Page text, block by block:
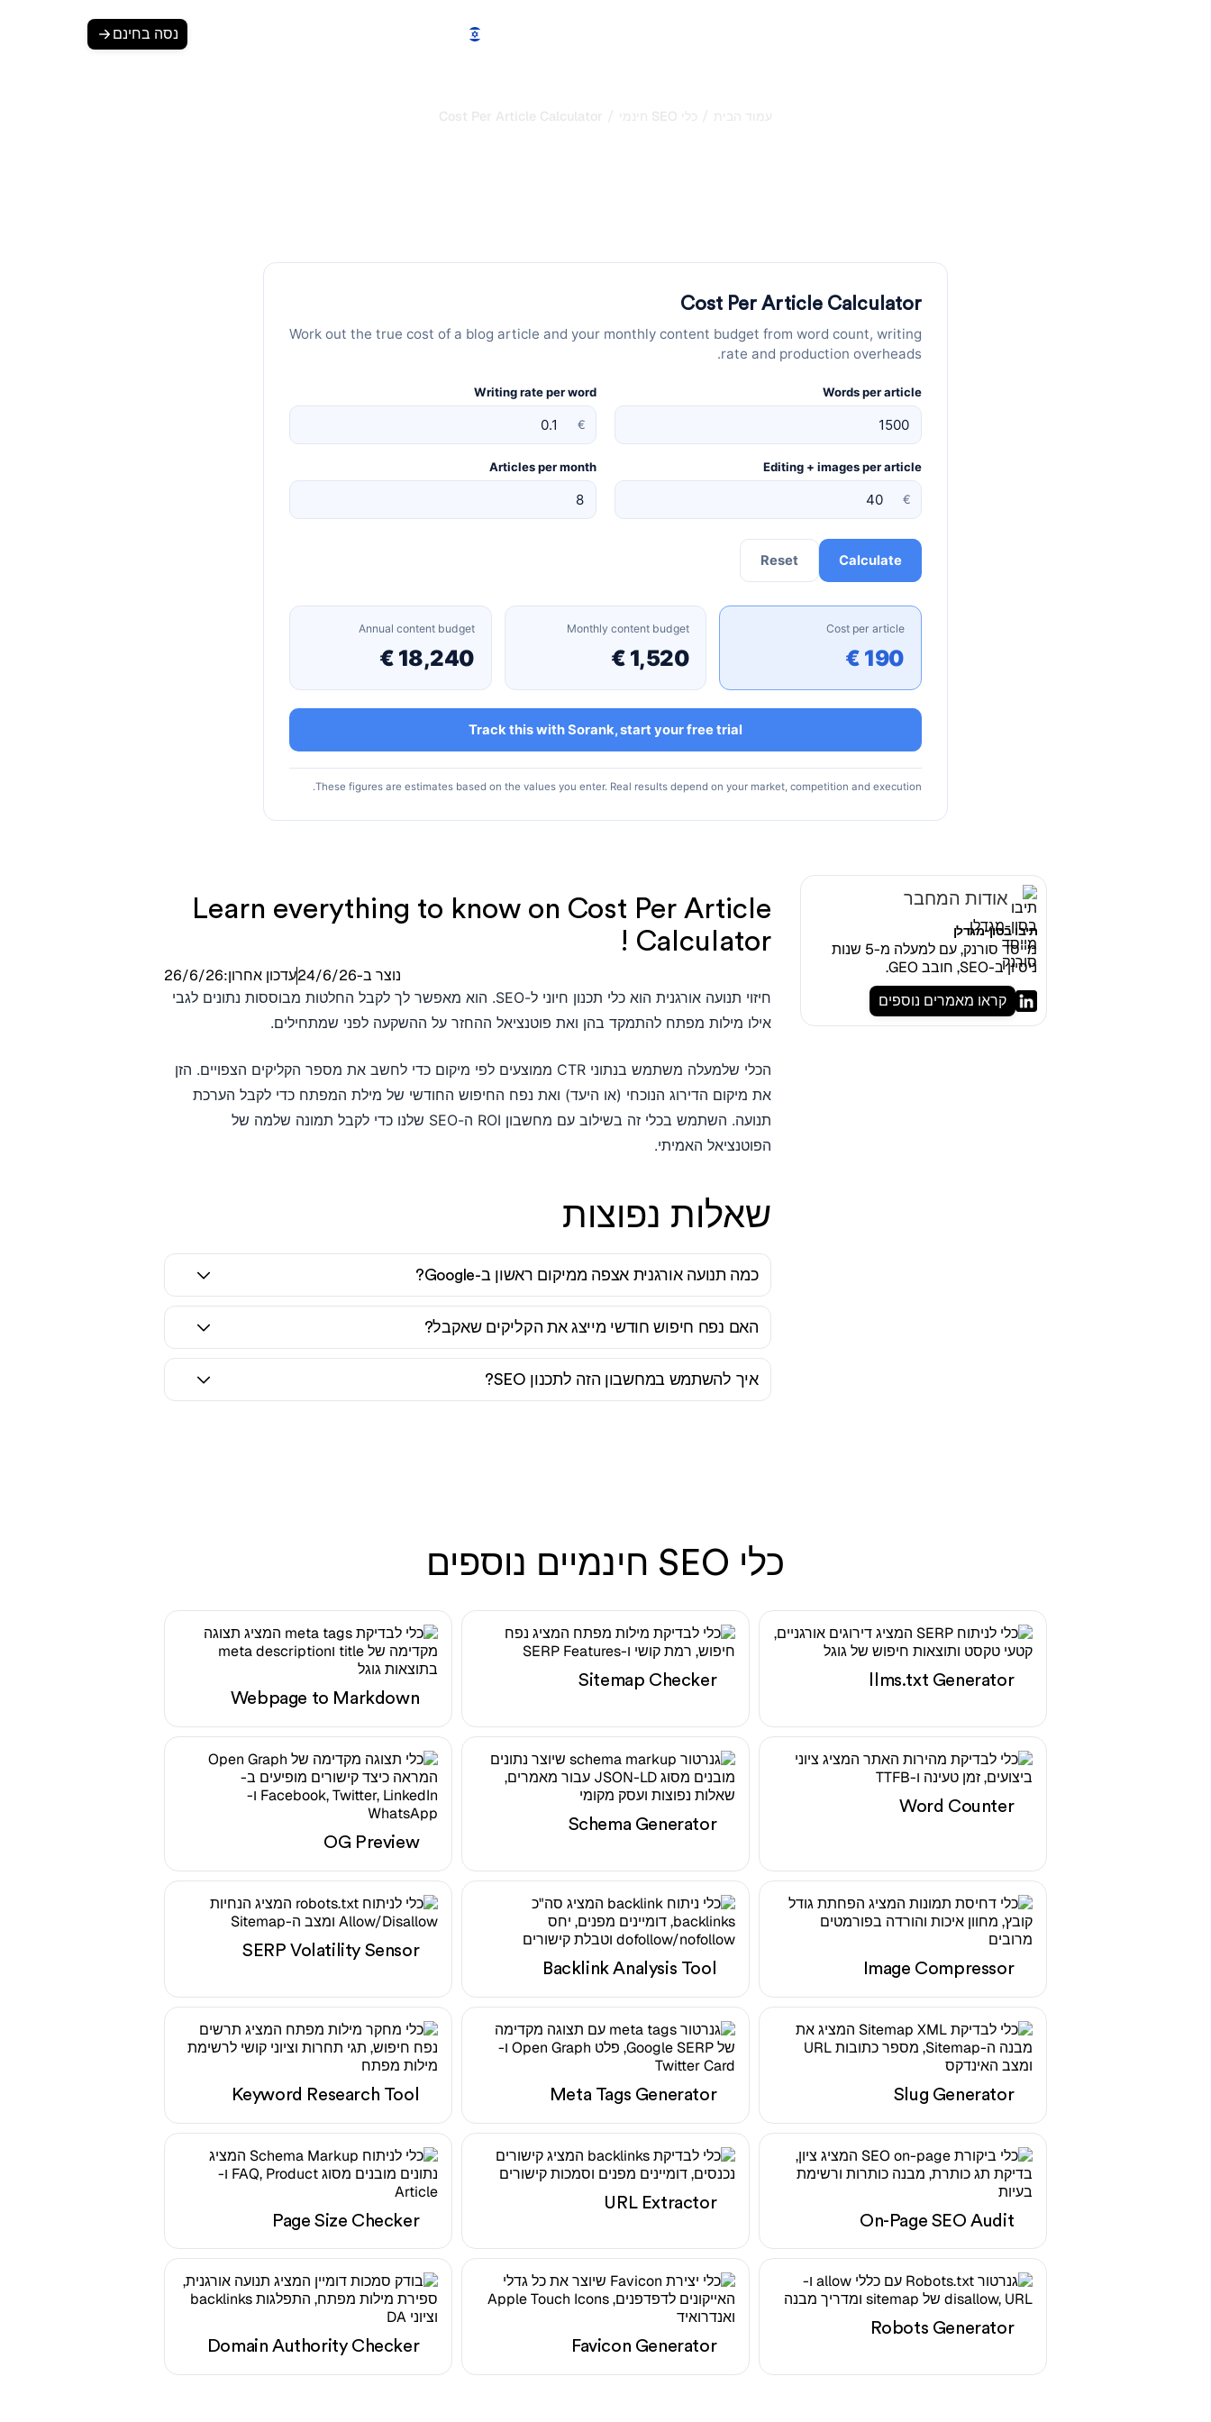
נסה בחינם
עמוד הבית / כלי SEO חינמי /
Cost Per Article Calculator
Cost Per Article Calculator
Work out the true cost of a blog article and your monthly content budget from word count, writing
rate and production overheads.
Words per article
Writing rate per word
€
Editing + images per article
€
Articles per month
Calculate
Reset
Cost per article
190 €
Monthly content budget
1,520 €
Annual content budget
18,240 €
Track this with Sorank, start your free trial
These figures are estimates based on the values you enter. Real results depend on your market, competition and execution.
אודות המחבר
תיבו בסון-מגדלן
מייסד סורנק, עם למעלה מ-5 שנות
ניסיון ב-SEO, חובב GEO.
קראו מאמרים נוספים
Learn everything to know on Cost Per Article
Calculator !
נוצר ב-24/6/26עדכון אחרון:26/6/26
חיזוי תנועה אורגנית הוא כלי תכנון חיוני ל-SEO. הוא מאפשר לך לקבל החלטות מבוססות נתונים לגבי
אילו מילות מפתח להתמקד בהן ואת פוטנציאל ההחזר על ההשקעה לפני שמתחילים.
הכלי שלמעלה משתמש בנתוני CTR ממוצעים לפי מיקום כדי לחשב את מספר הקליקים הצפויים. הזן
את מיקום הדירוג הנוכחי (או היעד) ואת נפח החיפוש החודשי של מילת המפתח כדי לקבל הערכת
תנועה. השתמש בכלי זה בשילוב עם מחשבון ROI ה-SEO שלנו כדי לקבל תמונה שלמה של
הפוטנציאל האמיתי.
שאלות נפוצות
כמה תנועה אורגנית אצפה ממיקום ראשון ב-Google?
האם נפח חיפוש חודשי מייצג את הקליקים שאקבל?
איך להשתמש במחשבון הזה לתכנון SEO?
כלי SEO חינמיים נוספים
llms.txt Generator
Sitemap Checker
Webpage to Markdown
Word Counter
Schema Generator
OG Preview
Image Compressor
Backlink Analysis Tool
SERP Volatility Sensor
Slug Generator
Meta Tags Generator
Keyword Research Tool
On-Page SEO Audit
URL Extractor
Page Size Checker
Robots Generator
Favicon Generator
Domain Authority Checker